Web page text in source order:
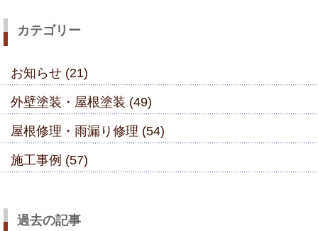
カテゴリー
お知らせ (21)
外壁塗装・屋根塗装 (49)
屋根修理・雨漏り修理 (54)
施工事例 (57)
過去の記事